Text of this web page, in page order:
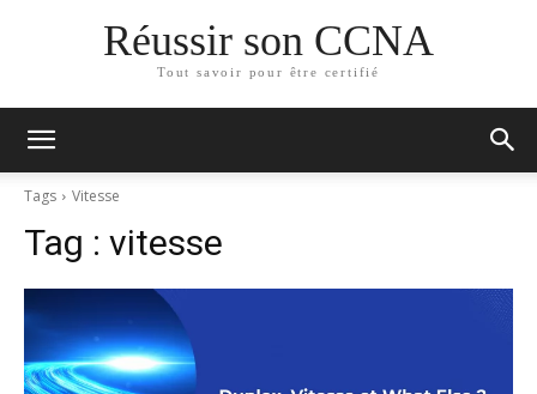
Réussir son CCNA
Tout savoir pour être certifié
Tags Vitesse
Tag : vitesse